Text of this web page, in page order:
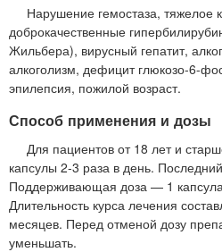
Нарушение гемостаза, тяжелое
доброкачественные
Жильбера), вирусный гепатит,
алкоголизм, дефицит глюкозо-6-
эпилепсия, пожилой возраст.
Способ применения и дозы
Для пациентов от 18 лет и
капсулы 2-3 раза в день.
Поддерживающая доза — 1
Длительность курса лечения
месяцев. Перед отменой дозу
уменьшать.